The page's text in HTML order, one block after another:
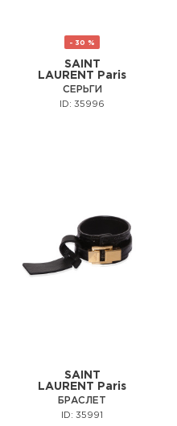
- 30 %
SAINT
LAURENT Paris
СЕРЬГИ
ID: 35996
SAINT
LAURENT Paris
БРАСЛЕТ
ID: 35991